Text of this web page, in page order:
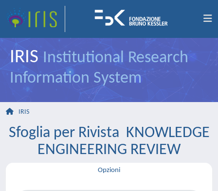
IRIS Institutional Research
Information System
IRIS
Sfoglia per Rivista KNOWLEDGE
ENGINEERING REVIEW
Opzioni